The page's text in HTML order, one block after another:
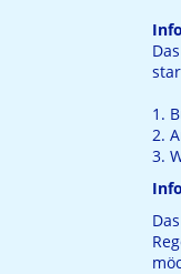
1.
2.
3.